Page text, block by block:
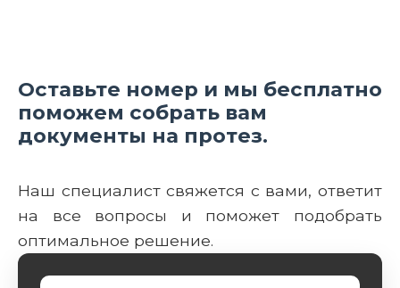
Оставьте номер и мы бесплатно
поможем собрать вам
документы на протез.
Наш специалист свяжется с вами, ответит
на все вопросы и поможет подобрать
оптимальное решение.